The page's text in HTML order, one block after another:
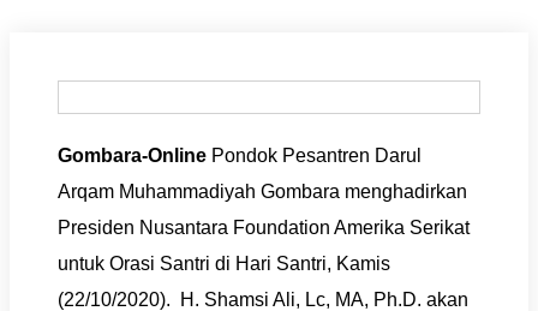
Gombara-Online Pondok Pesantren Darul
Arqam Muhammadiyah Gombara menghadirkan
Presiden Nusantara Foundation Amerika Serikat
untuk Orasi Santri di Hari Santri, Kamis
(22/10/2020). H. Shamsi Ali, Lc, MA, Ph.D. akan